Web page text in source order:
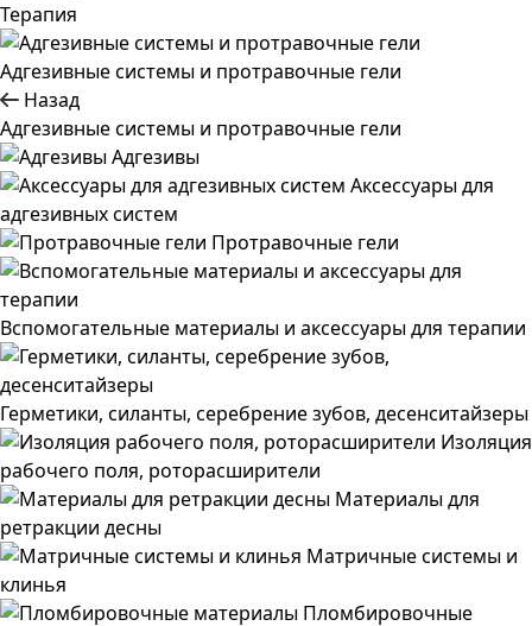
Терапия
Адгезивные системы и протравочные гели
Назад
Адгезивные системы и протравочные гели
Адгезивы
Аксессуары для
адгезивных систем
Протравочные гели
Вспомогательные материалы и аксессуары для терапии
Герметики, силанты, серебрение зубов, десенситайзеры
Изоляция
рабочего поля, роторасширители
Материалы для
ретракции десны
Матричные системы и
клинья
Пломбировочные